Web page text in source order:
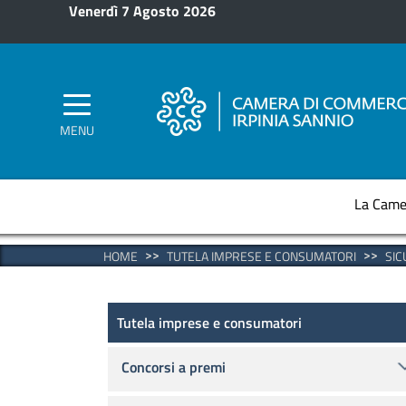
Salta al contenuto principale
Venerdì 7 Agosto 2026
MENU
La
HOME TUTELA IMPRESE E CONSUMATORI
Concorsi a premi
Tutela imprese e consumatori
Concorsi a premi